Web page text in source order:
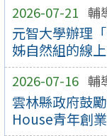
2026-07-21 輔
元智大學辦理
姊自然組的線
2026-07-16 輔
雲林縣政府鼓
House青年創業